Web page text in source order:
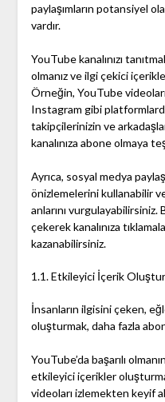
paylaşımların potansiyel
vardır.
YouTube kanalınızı
olmanız ve ilgi çekici
Örneğin, YouTube
Instagram gibi
takipçilerinizin ve
kanalınıza abone olmaya
Ayrıca, sosyal medya
önizlemelerini kullanabilir
anlarını vurgulayabilirsiniz.
çekerek kanalınıza
kazanabilirsiniz.
1.1. Etkileyici İçerik
İnsanların ilgisini çeken,
oluşturmak, daha fazla
YouTube’da başarılı
etkileyici içerikler
videoları izlemekten keyif